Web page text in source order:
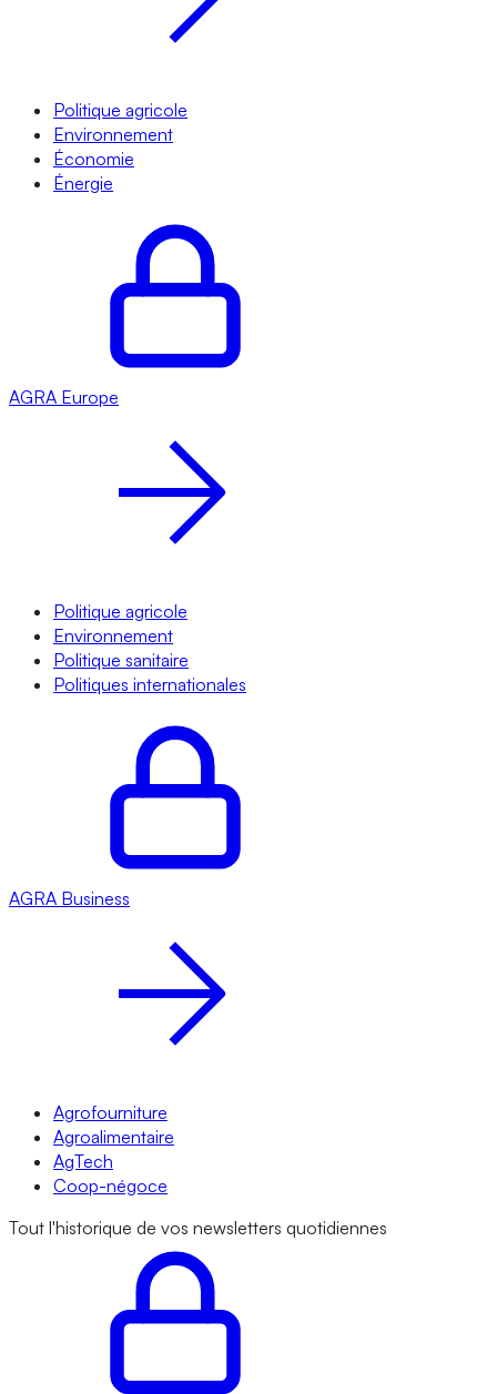
Politique agricole
Environnement
Économie
Énergie
AGRA Europe
Politique agricole
Environnement
Politique sanitaire
Politiques internationales
AGRA Business
Agrofourniture
Agroalimentaire
AgTech
Coop-négoce
Tout l'historique de vos newsletters quotidiennes